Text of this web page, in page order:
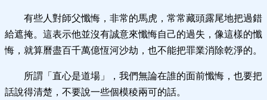
有些人對師父懺悔，非常的馬虎，常常藏頭露尾地把過錯
給遮掩。這表示他並沒有誠意來懺悔自己的過失，像這樣的懺
悔，就算曆盡百千萬億恆河沙劫，也不能把罪業消除乾淨的。
所謂「直心是道場」，我們無論在誰的面前懺悔，也要把
話說得清楚，不要說一些個模稜兩可的話。